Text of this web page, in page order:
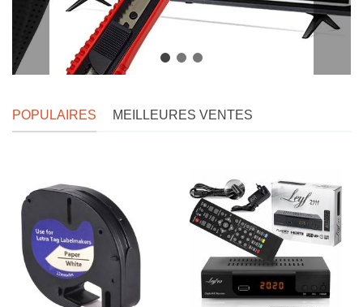
POPULAIRES MEILLEURES VENTES